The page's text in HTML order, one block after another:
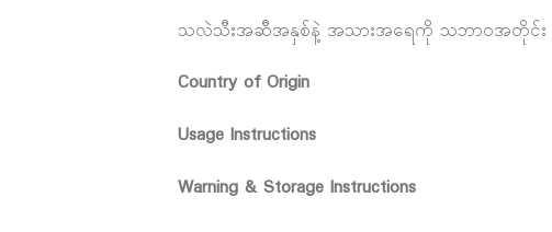
သလဲသီးအဆီအနှစ်နဲ့ အသားအရေကို သဘာဝအတိုင်း တ
Country of Origin
Usage Instructions
Warning & Storage Instructions